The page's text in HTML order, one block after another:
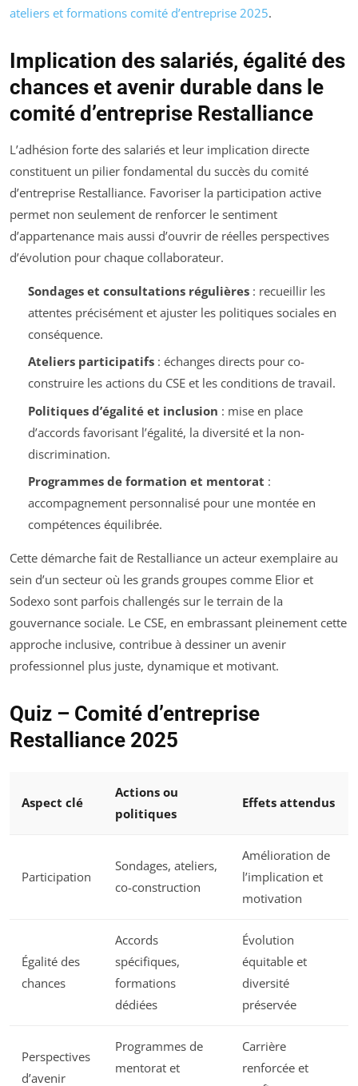
ateliers et formations comité d’entreprise 2025.
Implication des salariés, égalité des
chances et avenir durable dans le
comité d’entreprise Restalliance
L’adhésion forte des salariés et leur implication directe
constituent un pilier fondamental du succès du comité
d’entreprise Restalliance. Favoriser la participation active
permet non seulement de renforcer le sentiment
d’appartenance mais aussi d’ouvrir de réelles perspectives
d’évolution pour chaque collaborateur.
Sondages et consultations régulières: recueillir les
attentes précisément et ajuster les politiques sociales en
conséquence.
Ateliers participatifs: échanges directs pour co-
construire les actions du CSE et les conditions de travail.
Politiques d’égalité et inclusion : mise en place
d’accords favorisant l’égalité, la diversité et la non-
discrimination.
Programmes de formation et mentorat :
accompagnement personnalisé pour une montée en
compétences équilibrée.
Cette démarche fait de Restalliance un acteur exemplaire au
sein d’un secteur où les grands groupes comme Elior et
Sodexo sont parfois challengés sur le terrain de la
gouvernance sociale. Le CSE, en embrassant pleinement cette
approche inclusive, contribue à dessiner un avenir
professionnel plus juste, dynamique et motivant.
Quiz – Comité d’entreprise
Restalliance 2025
Aspect clé
Actions ou
politiques
Effets attendus
Participation
Sondages, ateliers,
co-construction
Amélioration de
l’implication et
motivation
Égalité des
chances
Accords
spécifiques,
formations
dédiées
Évolution
équitable et
diversité
préservée
Perspectives
d’avenir
Programmes de
mentorat et
Carrière
renforcée et